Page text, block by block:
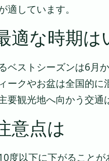
適しています。
適な時期は
ベストシーズンは6月
ークやお盆は全国的に
要観光地へ向かう交通
意点は
度以下に下がること